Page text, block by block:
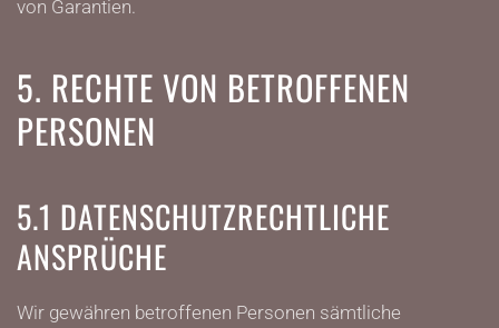
von Garantien.
5. RECHTE VON BETROFFENEN
PERSONEN
5.1 DATENSCHUTZRECHTLICHE
ANSPRÜCHE
Wir gewähren betroffenen Personen sämtliche